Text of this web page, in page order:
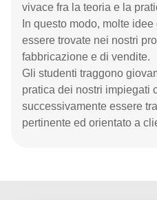
vivace fra la teoria e la
In questo modo, molte
essere trovate nei nostri
fabbricazione e di vendite.
Gli studenti traggono
pratica dei nostri impiegati
successivamente essere
pertinente ed orientato a